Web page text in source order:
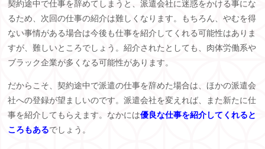
契約途中で仕事を辞めてしまうと、派遣会社に迷惑をかける事にな
るため、次回の仕事の紹介は難しくなります。もちろん、やむを得
ない事情がある場合は今後も仕事を紹介してくれる可能性はありま
すが、難しいところでしょう。紹介されたとしても、肉体労働系や
ブラック企業が多くなる可能性があります。
だからこそ、契約途中で派遣の仕事を辞めた場合は、ほかの派遣会
社への登録が望ましいのです。派遣会社を変えれば、また新たに仕
事を紹介してもらえます。なかには優良な仕事を紹介してくれると
ころもあるでしょう。